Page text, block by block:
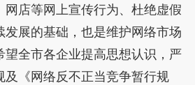
网店等网上宣传行为、杜绝虚假
展的基础，也是维护网络市场
望全市各企业提高思想认识，严
及《网络反不正当竞争暂行规